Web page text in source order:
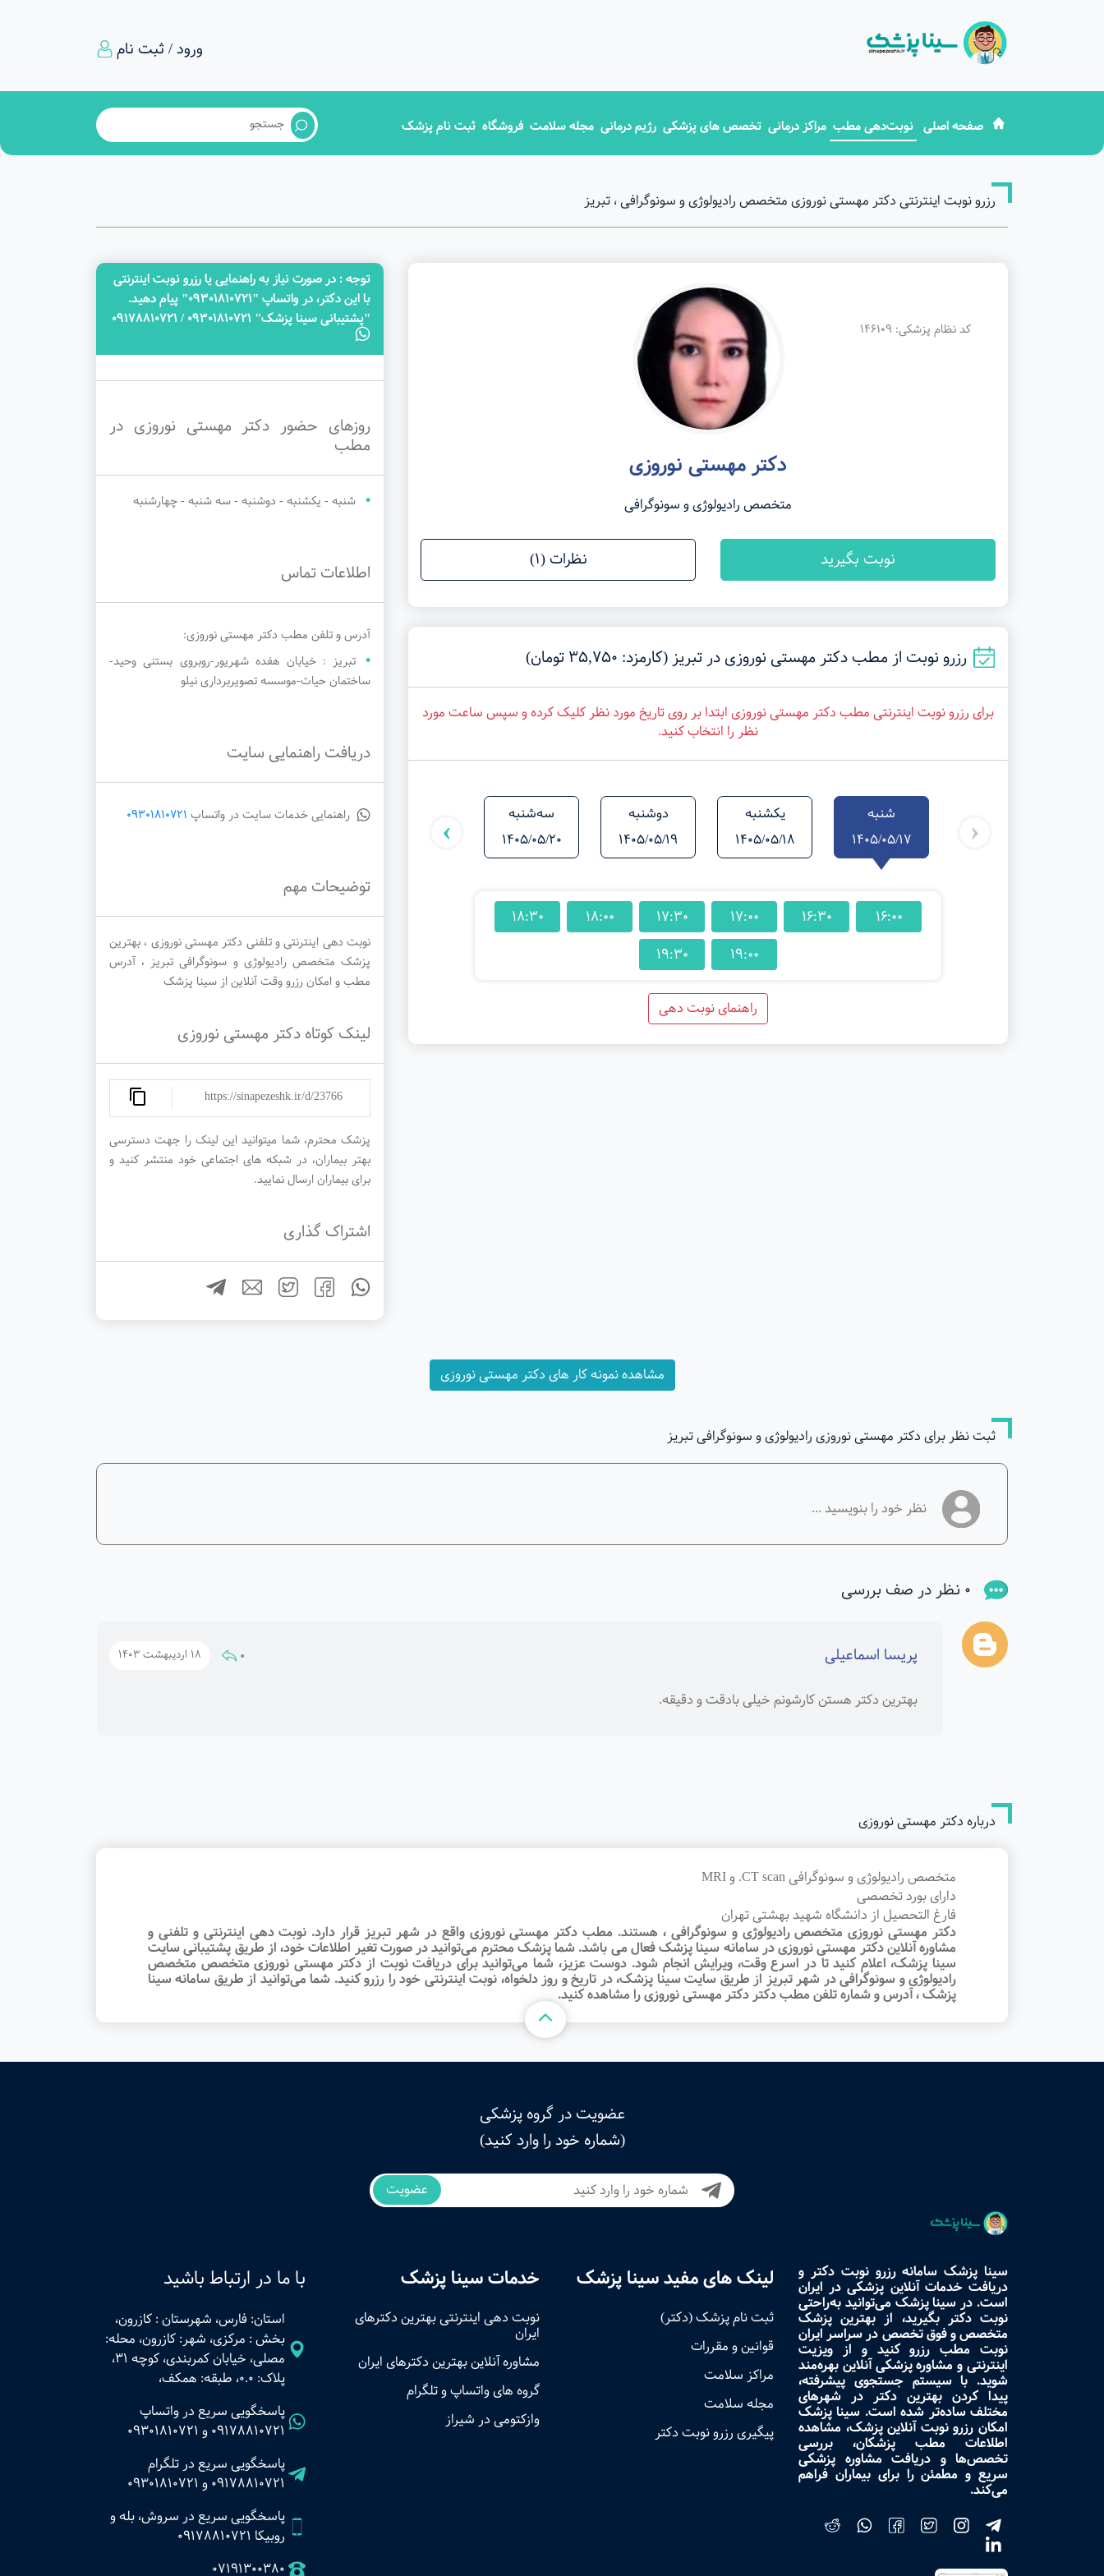
ورود / ثبت نام
صفحه اصلی نوبت‌دهی مطب مراکز درمانی تخصص های پزشکی رژیم درمانی مجله سلامت فروشگاه ثبت نام پزشک
رزرو نوبت اینترنتی دکتر مهستی نوروزی متخصص رادیولوژی و سونوگرافی ، تبریز
کد نظام پزشکی: 146109
دکتر مهستی نوروزی
متخصص رادیولوژی و سونوگرافی
نوبت بگیرید نظرات (1)
رزرو نوبت از مطب دکتر مهستی نوروزی در تبریز (کارمزد: 35,750 تومان)
برای رزرو نوبت اینترنتی مطب دکتر مهستی نوروزی ابتدا بر روی تاریخ مورد نظر کلیک کرده و سپس ساعت مورد
نظر را انتخاب کنید.
شنبه
1405/05/17
یکشنبه
1405/05/18
دوشنبه
1405/05/19
سه‌شنبه
1405/05/20
1405/05/24
یکشنبه
دوشنبه
‹
›
16:00
16:30
17:00
17:30
18:00
18:30
19:00
19:30
راهنمای نوبت دهی
توجه‌ : در صورت نیاز به راهنمایی یا رزرو نوبت اینترنتی
با این دکتر، در واتساپ "09301810721" پیام دهید.
"پشتیبانی سینا پزشک" 09301810721 / 09178810721
روزهای حضور دکتر مهستی نوروزی در
مطب
شنبه - یکشنبه - دوشنبه - سه شنبه - چهارشنبه
اطلاعات تماس
آدرس و تلفن مطب دکتر مهستی نوروزی:
تبریز : خیابان هفده شهریور-روبروی بستنی وحید-
ساختمان حیات-موسسه تصویربرداری نیلو
دریافت راهنمایی سایت
راهنمایی خدمات سایت در واتساپ 09301810721
توضیحات مهم
نوبت دهی اینترنتی و تلفنی دکتر مهستی نوروزی ، بهترین
پزشک متخصص رادیولوژی و سونوگرافی تبریز ، آدرس
مطب و امکان رزرو وقت آنلاین از سینا پزشک
لینک کوتاه دکتر مهستی نوروزی
https://sinapezeshk.ir/d/23766
پزشک محترم، شما میتوانید این لینک را جهت دسترسی
بهتر بیماران، در شبکه های اجتماعی خود منتشر کنید و
برای بیماران ارسال نمایید.
اشتراک گذاری
مشاهده نمونه کار های دکتر مهستی نوروزی
ثبت نظر برای دکتر مهستی نوروزی رادیولوژی و سونوگرافی تبریز
0 نظر در صف بررسی
پریسا اسماعیلی 0 18 اردیبهشت 1403
بهترین دکتر هستن کارشونم خیلی بادقت و دقیقه.
درباره دکتر مهستی نوروزی
متخصص رادیولوژی و سونوگرافی CT scan. و MRI
دارای بورد تخصصی
فارغ التحصیل از دانشگاه شهید بهشتی تهران
دکتر مهستی نوروزی متخصص رادیولوژی و سونوگرافی ، هستند. مطب دکتر مهستی نوروزی واقع در شهر تبریز قرار دارد. نوبت‌ دهی اینترنتی و تلفنی و
مشاوره آنلاین دکتر مهستی نوروزی در سامانه سینا پزشک فعال می باشد. شما پزشک محترم می‌توانید در صورت تغیر اطلاعات خود، از طریق پشتیبانی سایت
سینا پزشک، اعلام کنید تا در اسرع وقت‌، ویرایش انجام شود. دوست عزیز، شما می‌توانید برای دریافت نوبت از دکتر مهستی نوروزی متخصص متخصص
رادیولوژی و سونوگرافی در شهر تبریز از طریق سایت سینا پزشک، در تاریخ و روز دلخواه، نوبت اینترنتی خود را رزرو کنید. شما می‌توانید از طریق سامانه سینا
پزشک ، آدرس و شماره تلفن مطب دکتر دکتر مهستی نوروزی را مشاهده کنید.
عضویت در گروه پزشکی
(شماره خود را وارد کنید)
عضویت
سینا پزشک سامانه رزرو نوبت دکتر و
دریافت خدمات آنلاین پزشکی در ایران
است. در سینا پزشک می‌توانید به‌راحتی
نوبت دکتر بگیرید، از بهترین پزشک
متخصص و فوق تخصص در سراسر ایران
نوبت مطب رزرو کنید و از ویزیت
اینترنتی و مشاوره پزشکی آنلاین بهره‌مند
شوید. با سیستم جستجوی پیشرفته،
پیدا کردن بهترین دکتر در شهرهای
مختلف ساده‌تر شده است. سینا پزشک
امکان رزرو نوبت آنلاین پزشک، مشاهده
اطلاعات مطب پزشکان، بررسی
تخصص‌ها و دریافت مشاوره پزشکی
سریع و مطمئن را برای بیماران فراهم
می‌کند.
لینک های مفید سینا پزشک
ثبت نام پزشک (دکتر)
قوانین و مقررات
مراکز سلامت
مجله سلامت
پیگیری رزرو نوبت دکتر
خدمات سینا پزشک
نوبت‌ دهی اینترنتی بهترین دکترهای
ایران
مشاوره آنلاین بهترین دکترهای ایران
گروه های واتساپ و تلگرام
وازکتومی در شیراز
با ما در ارتباط باشید
استان: فارس، شهرستان : کازرون،
بخش : مرکزی، شهر: کازرون، محله:
مصلی، خیابان کمربندی، کوچه 31،
پلاک: 0.0، طبقه: همکف،
پاسخگویی سریع در واتساپ
09178810721 و 09301810721
پاسخگویی سریع در تلگرام
09178810721 و 09301810721
پاسخگویی سریع در سروش، بله و
روبیکا 09178810721
07191300380